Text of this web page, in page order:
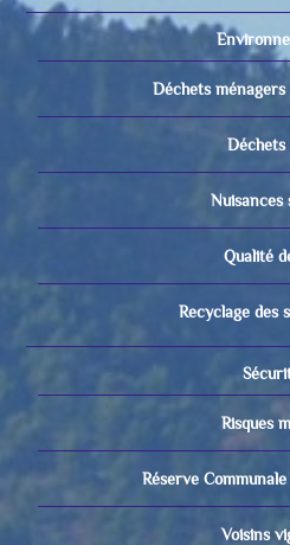
Déchets
Nuisances
Qualité
Recyclage des
Risques
Réserve
Voisins